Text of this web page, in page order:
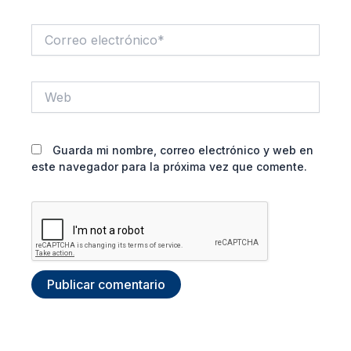
electrónico*
Guarda mi nombre, correo electrónico y web en
este navegador para la próxima vez que comente.